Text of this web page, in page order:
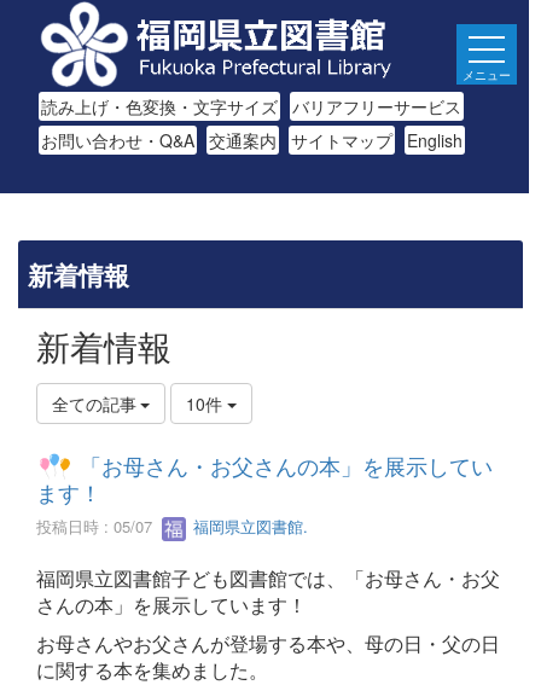
読み上げ・色変換・文字サイズ バリアフリーサービス
お問い合わせ・Q&A 交通案内 サイトマップ English
メニュー
新着情報
新着情報
全ての記事 10件
「お母さん・お父さんの本」を展示してい
ます！
投稿日時 : 05/07 福岡県立図書館.
福岡県立図書館子ども図書館では、「お母さん・お父
さんの本」を展示しています！
お母さんやお父さんが登場する本や、母の日・父の日
に関する本を集めました。